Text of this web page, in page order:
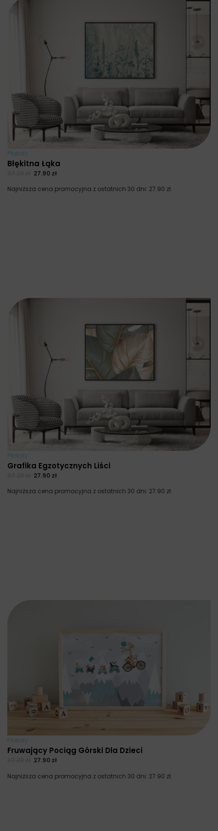
Plakaty
Błękitna Łąka
27.90 zł
Najniższa cena promocyjna z ostatnich 30 dni: 27.90 zł.
Plakaty
Grafika Egzotycznych Liści
27.90 zł
Najniższa cena promocyjna z ostatnich 30 dni: 27.90 zł.
Plakaty
Fruwający Pociąg Górski Dla Dzieci
27.90 zł
Najniższa cena promocyjna z ostatnich 30 dni: 27.90 zł.